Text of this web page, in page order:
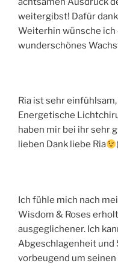
weitergibst! Dafür
Weiterhin wünsche ich
wunderschönes
Ria ist sehr
Energetische
haben mir bei ihr sehr
lieben Dank liebe Ria
Ich fühle mich nach
Wisdom & Roses
ausgeglichener. Ich
Abgeschlagenheit und
vorbeugend um